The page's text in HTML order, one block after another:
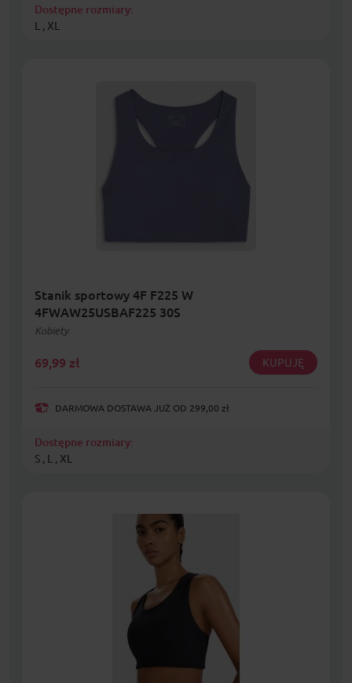
Dostępne rozmiary:
L , XL
Stanik sportowy 4F F225 W
4FWAW25USBAF225 30S
Kobiety
69,99 zł KUPUJĘ
DARMOWA DOSTAWA JUŻ OD 299,00 zł
Dostępne rozmiary:
S , L , XL